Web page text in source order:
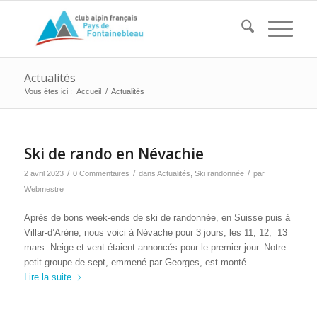
Actualités
Vous êtes ici : Accueil / Actualités
Ski de rando en Névachie
2 avril 2023 / 0 Commentaires / dans Actualités Ski randonnée / par
Webmestre
Après de bons week-ends de ski de randonnée, en Suisse puis à
Villar-d’Arène, nous voici à Névache pour 3 jours, les 11, 12, 13
mars. Neige et vent étaient annoncés pour le premier jour. Notre
petit groupe de sept, emmené par Georges, est monté
Lire la suite